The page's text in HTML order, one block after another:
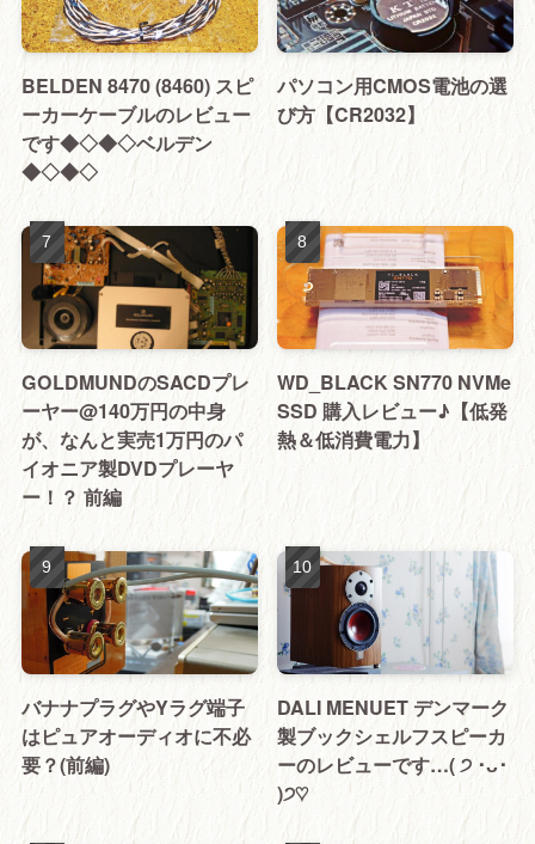
BELDEN 8470 (8460) スピ
ーカーケーブルのレビュー
です◆◇◆◇ベルデン
◆◇◆◇
パソコン用CMOS電池の選
び方【CR2032】
GOLDMUNDのSACDプレ
ーヤー@140万円の中身
が、なんと実売1万円のパ
イオニア製DVDプレーヤ
ー！？ 前編
WD_BLACK SN770 NVMe
SSD 購入レビュー♪【低発
熱＆低消費電力】
バナナプラグやYラグ端子
はピュアオーディオに不必
要？(前編)
DALI MENUET デンマーク
製ブックシェルフスピーカ
ーのレビューです…( ੭ ･ᴗ･
)੭♡